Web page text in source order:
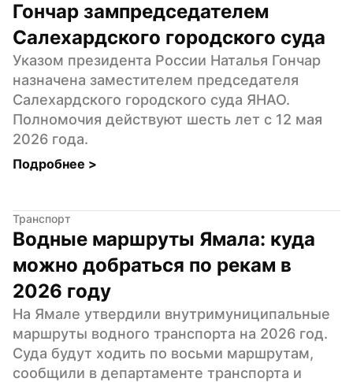
Гончар зампредседателем
Салехардского городского суда
Указом президента России Наталья Гончар
назначена заместителем председателя
Салехардского городского суда ЯНАО.
Полномочия действуют шесть лет с 12 мая
2026 года.
Подробнее >
Транспорт
Водные маршруты Ямала: куда
можно добраться по рекам в
2026 году
На Ямале утвердили внутримуниципальные
маршруты водного транспорта на 2026 год.
Суда будут ходить по восьми маршрутам,
сообщили в департаменте транспорта и